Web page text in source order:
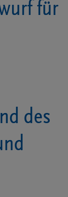
für
des